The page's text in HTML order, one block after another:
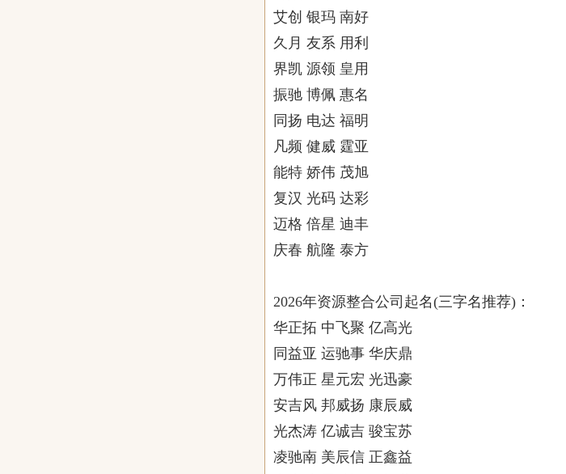
艾创 银玛 南好
久月 友系 用利
界凯 源领 皇用
振驰 博佩 惠名
同扬 电达 福明
凡频 健威 霆亚
能特 娇伟 茂旭
复汉 光码 达彩
迈格 倍星 迪丰
庆春 航隆 泰方
2026年资源整合公司起名(三字名推荐)：
华正拓 中飞聚 亿高光
同益亚 运驰事 华庆鼎
万伟正 星元宏 光迅豪
安吉风 邦威扬 康辰威
光杰涛 亿诚吉 骏宝苏
凌驰南 美辰信 正鑫益